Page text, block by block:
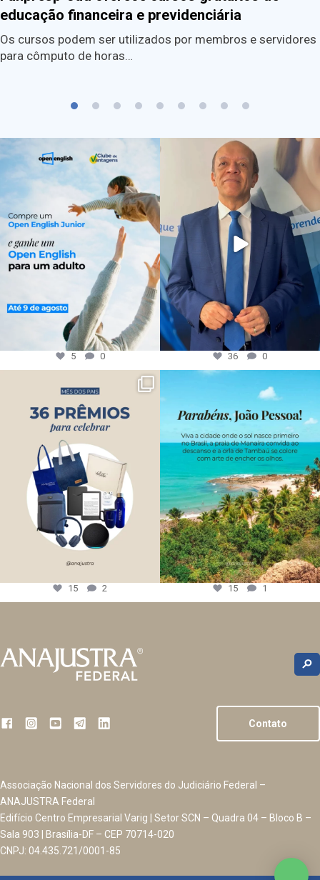
educação financeira e previdenciária
Os cursos podem ser utilizados por membros e servidores
para cômputo de horas…
5 0 36 0
15 2 15 1
Contato
Associação Nacional dos Servidores do Judiciário Federal –
ANAJUSTRA Federal
Edifício Centro Empresarial Varig | Setor SCN – Quadra 04 – Bloco B –
Sala 903 | Brasília-DF – CEP 70714-020
CNPJ: 04.435.721/0001-85